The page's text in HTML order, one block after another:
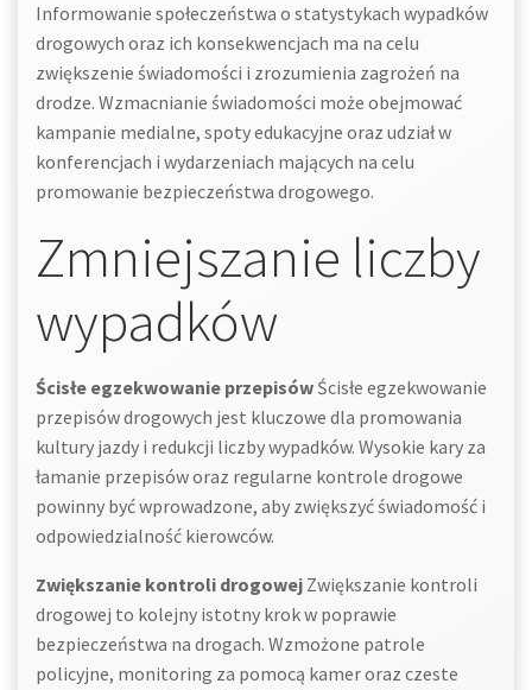
Informowanie społeczeństwa o statystykach wypadków
drogowych oraz ich konsekwencjach ma na celu
zwiększenie świadomości i zrozumienia zagrożeń na
drodze. Wzmacnianie świadomości może obejmować
kampanie medialne, spoty edukacyjne oraz udział w
konferencjach i wydarzeniach mających na celu
promowanie bezpieczeństwa drogowego.
Zmniejszanie liczby
wypadków
Ścisłe egzekwowanie przepisów Ścisłe egzekwowanie
przepisów drogowych jest kluczowe dla promowania
kultury jazdy i redukcji liczby wypadków. Wysokie kary za
łamanie przepisów oraz regularne kontrole drogowe
powinny być wprowadzone, aby zwiększyć świadomość i
odpowiedzialność kierowców.
Zwiększanie kontroli drogowej Zwiększanie kontroli
drogowej to kolejny istotny krok w poprawie
bezpieczeństwa na drogach. Wzmożone patrole
policyjne, monitoring za pomocą kamer oraz czeste